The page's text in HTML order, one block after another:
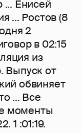
Енисей
... Ростов (8
2
в 02:15
из
Выпуск от
обвиняет
... Все
моменты
1 :01:19.